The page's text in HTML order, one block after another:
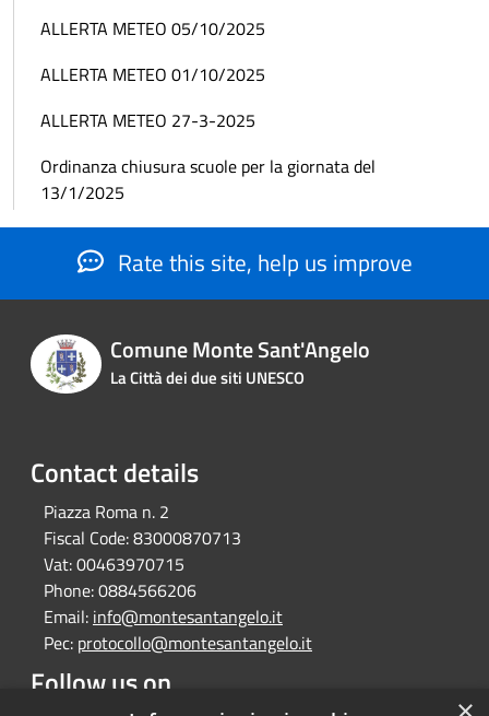
ALLERTA METEO 05/10/2025
ALLERTA METEO 01/10/2025
ALLERTA METEO 27-3-2025
Ordinanza chiusura scuole per la giornata del
13/1/2025
Rate this site, help us improve
Comune Monte Sant'Angelo
La Città dei due siti UNESCO
Contact details
Piazza Roma n. 2
Fiscal Code:83000870713
Vat:00463970715
Phone:0884566206
Email: info@montesantangelo.it
Pec: protocollo@montesantangelo.it
Follow us on